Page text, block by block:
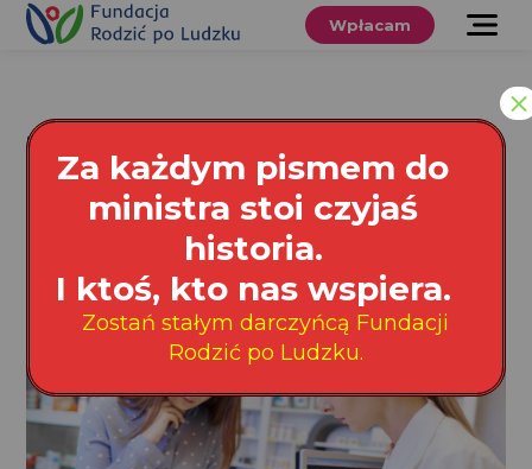
Przewiń
treści
Co robimy
Wspieraj
nas
Sklep
Niezbędnik
Wpłacam
Tag: tabletka „dzień
po”
Za każdym pismem do
ministra stoi czyjaś
historia.
I ktoś, kto nas wspiera.
Zostań stałym darczyńcą Fundacji
Rodzić po Ludzku.
×